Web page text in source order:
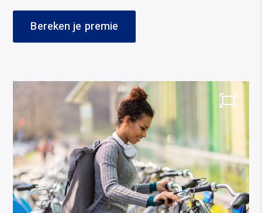
Bereken je premie